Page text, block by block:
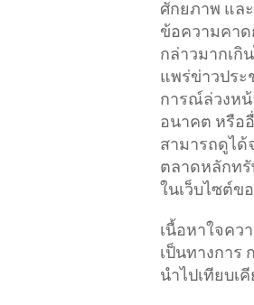
ศักยภาพ แล
ข้อความคา
กล่าวมากเ
แพร่ข่าวปร
การณ์ล่วงห
อนาคต หรือ
สามารถดูไ
ตลาดหลักท
ในเว็บไซต์ขอ
เนื้อหาใจค
เป็นทางการ
นำไปเทียบเ